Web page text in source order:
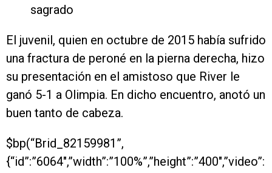
sagrado
El juvenil, quien en octubre de 2015 había sufrido
una fractura de peroné en la pierna derecha, hizo
su presentación en el amistoso que River le
ganó 5-1 a Olimpia. En dicho encuentro, anotó un
buen tanto de cabeza.
$bp(“Brid_82159981”,
{“id”:”6064″,”width”:”100%”,”height”:”400″,”video”: